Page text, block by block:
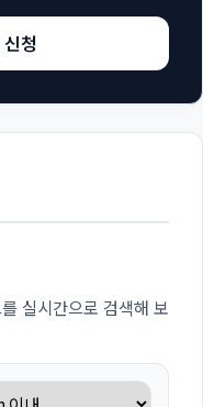
청
실시간으로 검색해 보